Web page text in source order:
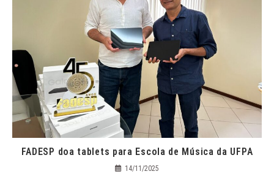
FADESP doa tablets para Escola de Música da UFPA
14/11/2025